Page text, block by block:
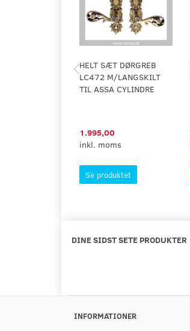
HELT SÆT DØRGREB
LC472 M/LANGSKILT
TIL ASSA CYLINDRE
1.995,00
inkl. moms
Se produktet
DINE SIDST SETE PRODUKTER
INFORMATIONER